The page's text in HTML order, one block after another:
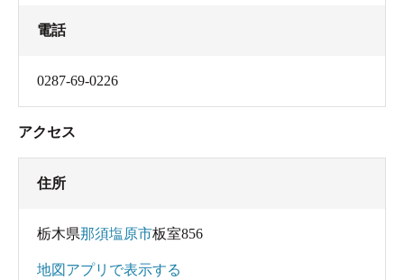
電話
0287-69-0226
アクセス
住所
栃木県那須塩原市板室856
地図アプリで表示する